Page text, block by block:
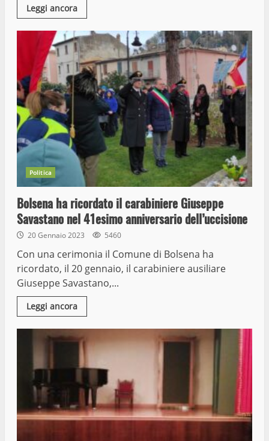
Leggi ancora
Politica
Bolsena ha ricordato il carabiniere Giuseppe
Savastano nel 41esimo anniversario dell’uccisione
20 Gennaio 2023 5460
Con una cerimonia il Comune di Bolsena ha
ricordato, il 20 gennaio, il carabiniere ausiliare
Giuseppe Savastano,...
Leggi ancora